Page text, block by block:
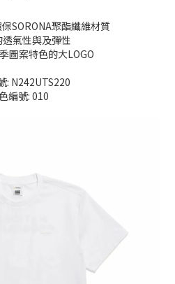
SORONA聚酯纖維材質
氣性與及彈性
圖案特色的大LOGO
: N242UTS220
編號: 010